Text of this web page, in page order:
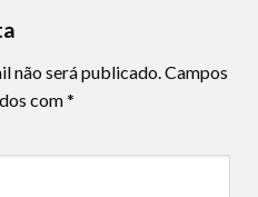
não será publicado.Campos
com*